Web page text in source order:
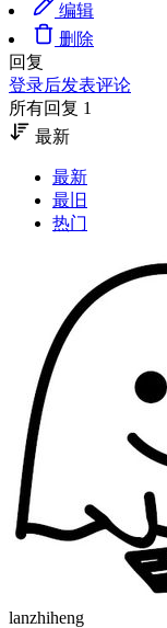
编辑
删除
回复
登录后发表评论
所有回复 1
最新
最新
最旧
热门
lanzhiheng